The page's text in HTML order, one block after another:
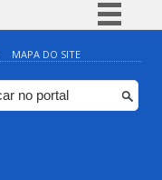
Simplifique!
Comunica BR
Participe
MAPA DO SITE